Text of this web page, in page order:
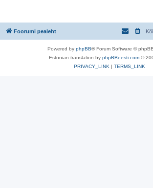
Foorumi pealeht
Powered by phpBB® Forum Software ©
Estonian translation by phpBBeesti.com©
PRIVACY_LINK | TERMS_LINK